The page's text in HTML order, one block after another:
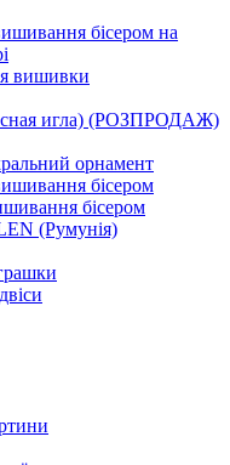
бісером на
вишивки
игла) (РОЗПРОДАЖ)
орнамент
бісером
бісером
(Румунія)